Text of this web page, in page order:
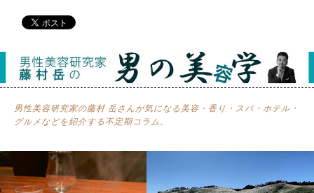
男性美容研究家の藤村 岳さんが気になる美容・香り・スパ・ホテル・
グルメなどを紹介する不定期コラム。
COLUMN
MAGAZINE